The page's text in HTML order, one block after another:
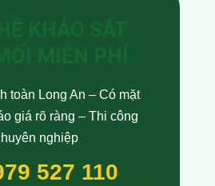
toàn Long An – Có mặt
giá rõ ràng – Thi công
nghiệp
527 110